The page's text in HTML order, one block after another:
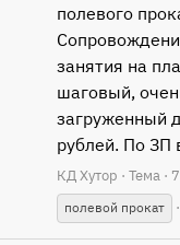
полевого
занятия на
шаговый,
загруженный
рублей. По ЗП
КД Хутор Тема
полевой прокат